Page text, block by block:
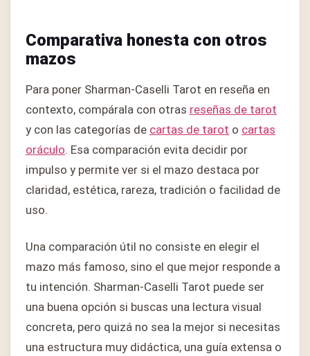
Comparativa honesta con otros
mazos
Para poner Sharman-Caselli Tarot en reseña en
contexto, compárala con otras reseñas de tarot
y con las categorías de cartas de tarot o cartas
oráculo. Esa comparación evita decidir por
impulso y permite ver si el mazo destaca por
claridad, estética, rareza, tradición o facilidad de
uso.
Una comparación útil no consiste en elegir el
mazo más famoso, sino el que mejor responde a
tu intención. Sharman-Caselli Tarot puede ser
una buena opción si buscas una lectura visual
concreta, pero quizá no sea la mejor si necesitas
una estructura muy didáctica, una guía extensa o